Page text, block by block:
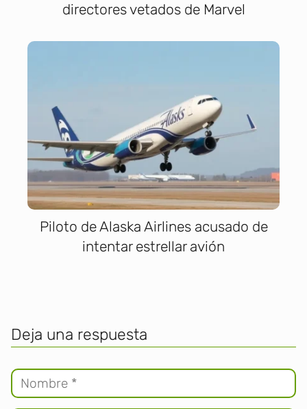
directores vetados de Marvel
Piloto de Alaska Airlines acusado de
intentar estrellar avión
Deja una respuesta